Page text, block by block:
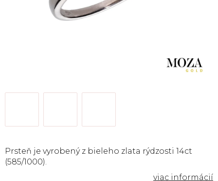
Prsteň je vyrobený z bieleho zlata rýdzosti 14ct
(585/1000).